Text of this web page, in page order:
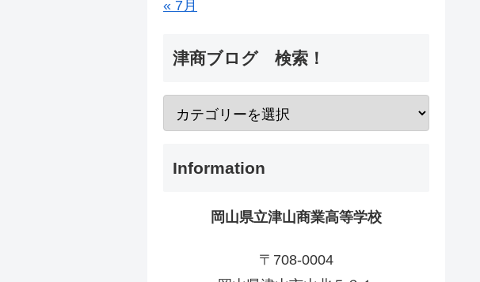
« 7月
津商ブログ 検索！
Information
岡山県立津山商業高等学校
〒708-0004